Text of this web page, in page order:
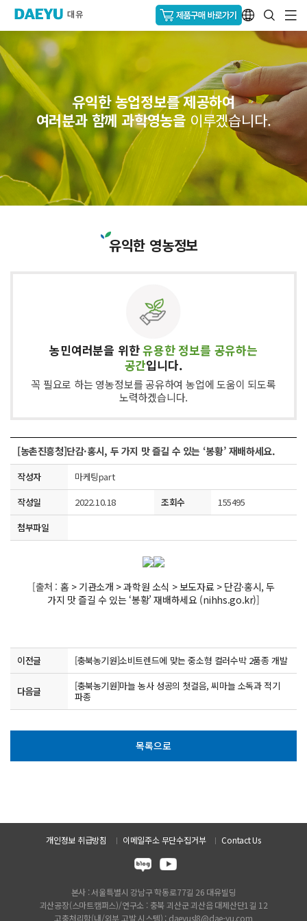
유익한 농업정보를 제공하여
여러분과 함께 과학영농을 이루겠습니다.
유익한 영농정보
농민여러분을 위한유용한 정보를 공유하는
공간입니다.
꼭 필요로 하는 영농정보를 공유하여 농업에 도움이 되도록
노력하겠습니다.
[농촌진흥청]단감·홍시, 두 가지 맛 즐길 수 있는 ‘봉황’ 재배하세요.
작성자
마케팅part
작성일
2022.10.18 조회수
155495
첨부파일
[출처 : 홈 > 기관소개 > 과학원 소식 > 보도자료 > 단감·홍시, 두
가지 맛 즐길 수 있는 ‘봉황’ 재배하세요 (nihhs.go.kr)]
이전글 [충북농기원]소비트렌드에 맞는 중소형 컬러수박 2품종 개발
다음글
[충북농기원]마늘 농사 성공의 첫걸음, 씨마늘 소독과 적기
파종
목록으로
개인정보 취급방침 이메일주소 무단수집거부 Contact Us
본사 : 서울특별시 강남구 학동로77길 26 대유빌딩
괴산공장(스마트캠퍼스)/연구소 : 충북 괴산군 괴산읍 대제산단1길 12
고충처리함(내/외부 고발 시스템) : daeyusl8@dae-yu.com